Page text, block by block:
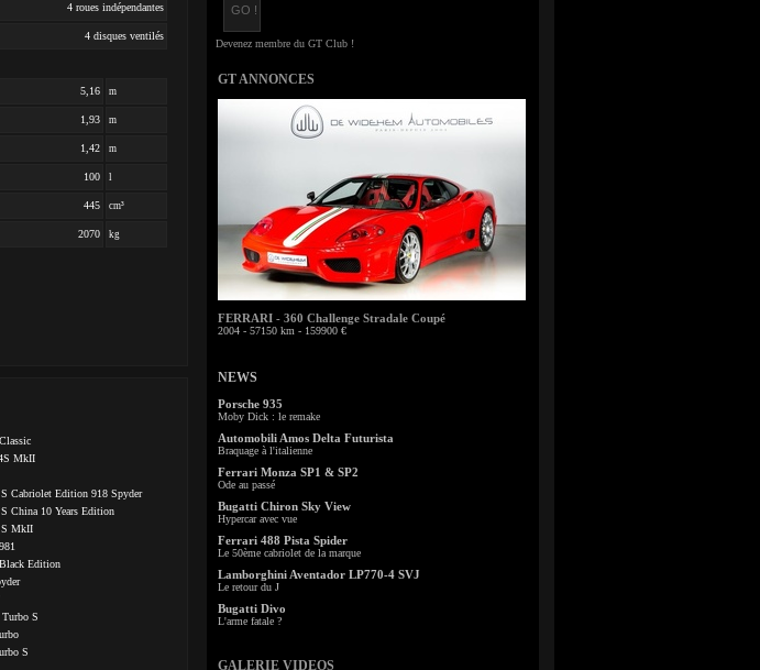
4 roues indépendantes
4 disques ventilés
5,16 m
1,93 m
1,42 m
100 l
445 cm³
2070 kg
MkII
Cabriolet Edition 918 Spyder
China 10 Years Edition
S MkII
Edition
Turbo S
S
GT ANNONCES
FERRARI - 360 Challenge Stradale Coupé
2004 - 57150 km - 159900 €
NEWS
Porsche 935
Moby Dick : le remake
Automobili Amos Delta Futurista
Braquage à l'italienne
Ferrari Monza SP1 & SP2
Ode au passé
Bugatti Chiron Sky View
Hypercar avec vue
Ferrari 488 Pista Spider
Le 50ème cabriolet de la marque
Lamborghini Aventador LP770-4 SVJ
Le retour du J
Bugatti Divo
L'arme fatale ?
GALERIE VIDEOS